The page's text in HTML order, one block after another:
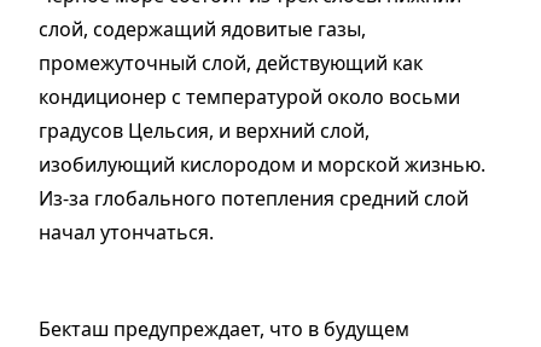
слой, содержащий ядовитые газы,
промежуточный слой, действующий как
кондиционер с температурой около восьми
градусов Цельсия, и верхний слой,
изобилующий кислородом и морской жизнью.
Из-за глобального потепления средний слой
начал утончаться.
Бекташ предупреждает, что в будущем